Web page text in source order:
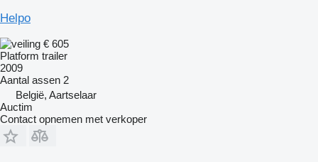
Helpo
€ 605
Platform trailer
2009
Aantal assen 2
België, Aartselaar
Auctim
Contact opnemen met verkoper